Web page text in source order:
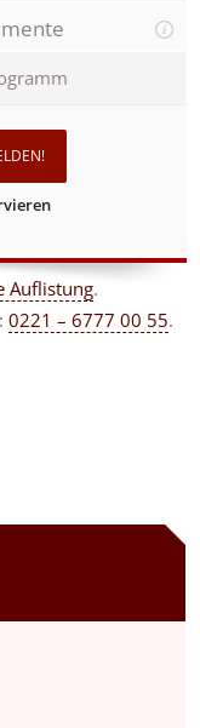
Auflistung.
0221 – 6777 00 55.